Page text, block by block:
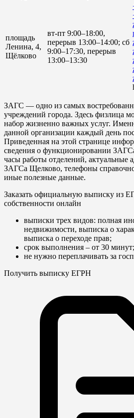
площадь
Ленина, 4,
Щёлково
вт-пт 9:00–18:00,
перерыв 13:00–14:00; сб
9:00–17:30, перерыв
13:00–13:30
ЗАГС — одно из самых
учреждений города. Здесь физлица
набор жизненно важных услуг.
данной организации каждый день
Приведенная на этой странице
сведения о функционировании
часы работы отделений, актуальные
ЗАГСа Щелково, телефоны
иные полезные данные.
Заказать официальную выписку из
собственности онлайн
выписки трех видов: полная
недвижимости, выписка о
выписка о переходе прав;
срок выполнения – от 30 минут;
не нужно переплачивать за
Получить выписку ЕГРН